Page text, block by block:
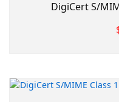
DigiCert S/